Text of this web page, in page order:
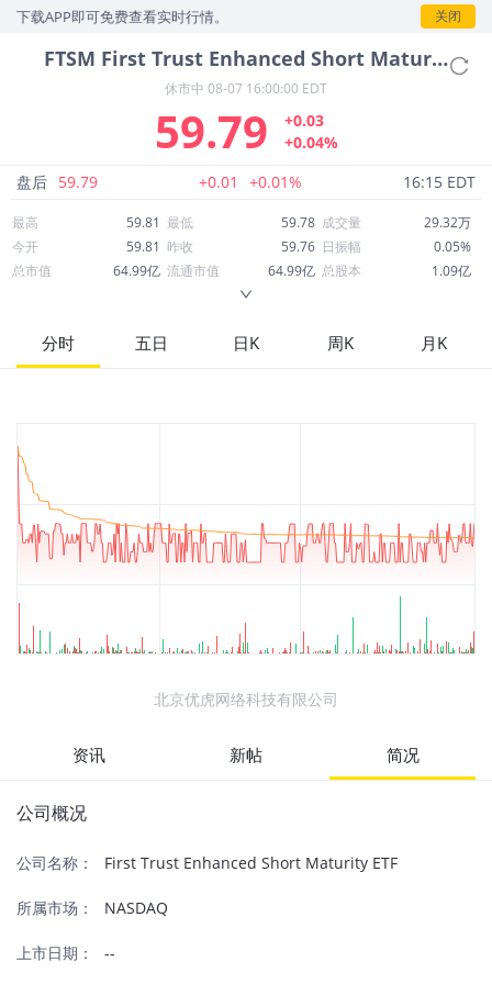
载APP即可免费查看实时行情。 关闭
FTSM First Trust Enhanced Short Maturity ETF
休市中 08-07 16:00:00 EDT
59.79
+0.03
+0.04%
盘后 59.79 +0.01 +0.01% 16:15 EDT
最高 59.81 最低 59.78 成交量
29.32万
今开
59.81 昨收 59.76 日振幅
0.05%
总市值
64.99亿 流通市值 64.99亿 总股本
1.09亿
52周最高
60.14 市盈率
股息
分时 五日 日K 周K 月K
北京优虎网络科技有限公司
资讯 新帖 简况
公司概况
公司名称： First Trust Enhanced Short Maturity ETF
所属市场： NASDAQ
上市日期： --